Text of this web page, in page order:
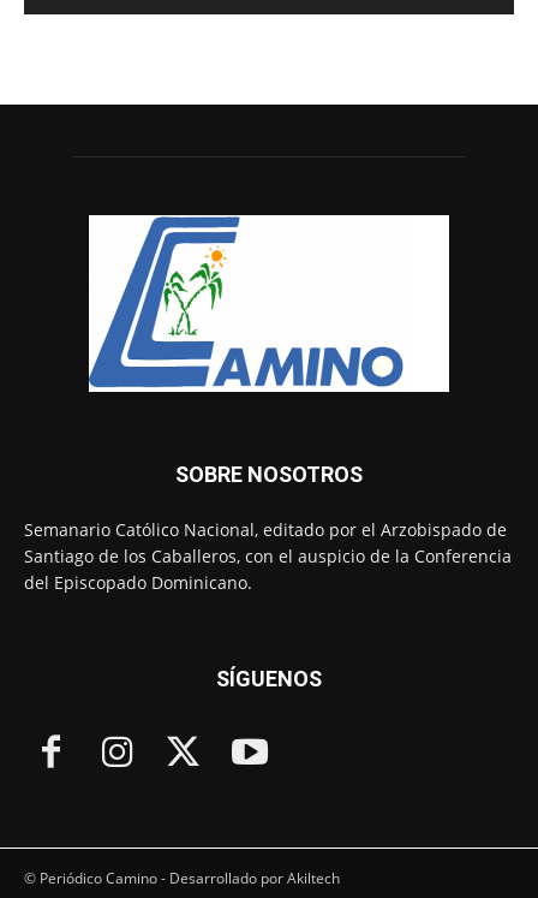
SOBRE NOSOTROS
Semanario Católico Nacional, editado por el Arzobispado de
Santiago de los Caballeros, con el auspicio de la Conferencia
del Episcopado Dominicano.
SÍGUENOS
© Periódico Camino - Desarrollado por Akiltech